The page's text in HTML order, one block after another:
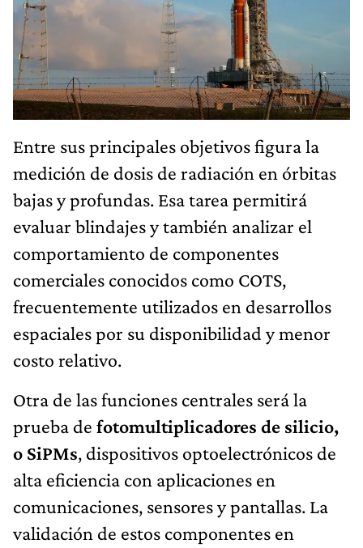
Entre sus principales objetivos figura la
medición de dosis de radiación en órbitas
bajas y profundas. Esa tarea permitirá
evaluar blindajes y también analizar el
comportamiento de componentes
comerciales conocidos como COTS,
frecuentemente utilizados en desarrollos
espaciales por su disponibilidad y menor
costo relativo.
Otra de las funciones centrales será la
prueba de fotomultiplicadores de silicio,
o SiPMs, dispositivos optoelectrónicos de
alta eficiencia con aplicaciones en
comunicaciones, sensores y pantallas. La
validación de estos componentes en